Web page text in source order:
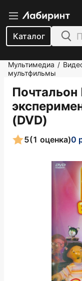
Каталог
Мультимедиа /
мультфильмы
Почтальон
(DVD)
5(1 оценка)0